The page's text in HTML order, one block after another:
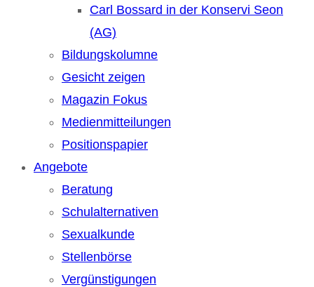
Carl Bossard in der Konservi Seon
(AG)
Bildungskolumne
Gesicht zeigen
Magazin Fokus
Medienmitteilungen
Positionspapier
Angebote
Beratung
Schulalternativen
Sexualkunde
Stellenbörse
Vergünstigungen